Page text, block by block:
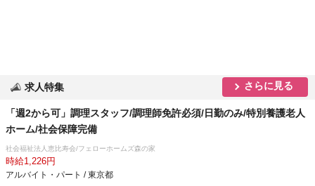
求人特集 さらに見る
「週2から可」調理スタッフ/調理師免許必須/日勤のみ/特別養護老人
ホーム/社会保障完備
社会福祉法人恵比寿会/フェローホームズ森の家
時給1,226円
アルバイト・パート / 東京都